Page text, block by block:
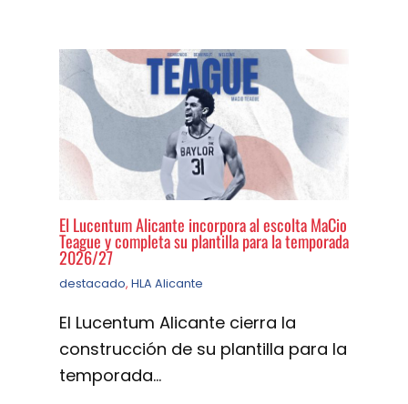
El Lucentum Alicante incorpora al escolta MaCio
Teague y completa su plantilla para la temporada
2026/27
destacado, HLA Alicante
El Lucentum Alicante cierra la
construcción de su plantilla para la
temporada…